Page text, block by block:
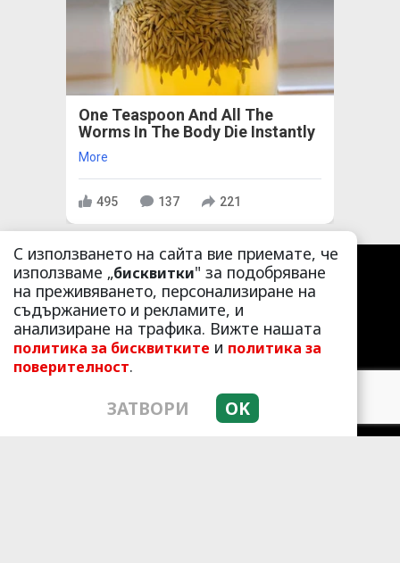
One Teaspoon And All The
Worms In The Body Die Instantly
More
495 137 221
С използването на сайта вие приемате, че
използваме „бисквитки" за подобряване
на преживяването, персонализиране на
съдържанието и рекламите, и
анализиране на трафика. Вижте нашата
политика за бисквитките и политика за
поверителност.
ЗАТВОРИ OK